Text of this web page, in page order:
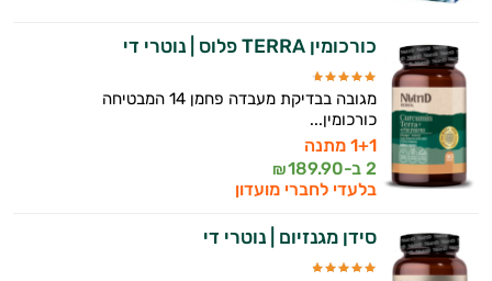
כורכומין TERRA פלוס | נוטרי די
מגובה בבדיקת מעבדה פחמן 14 המבטיחה
כורכומין...
1+1 מתנה
2 ב-
189.90
₪
בלעדי לחברי מועדון
סידן מגנזיום | נוטרי די